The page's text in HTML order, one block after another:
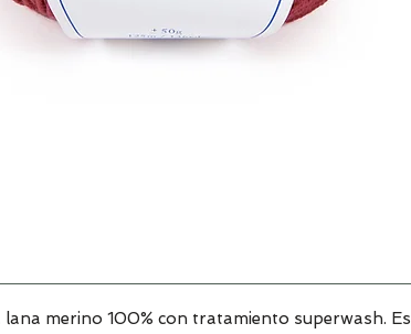
lana merino 100% con tratamiento superwash. Es